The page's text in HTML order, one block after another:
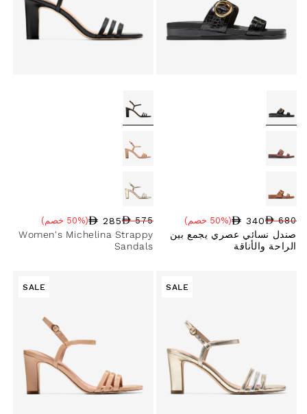
السعر العادي
680
سعر البيع
340
نسبة الخصم
(50% خصم)
صندل نسائي عصري يجمع بين
الراحة والأناقة
السعر العادي
575
285 (50% خصم)
Women's Michelina Strappy
Sandals
SALE
SALE